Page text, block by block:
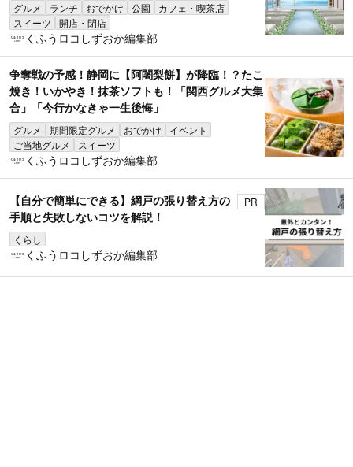
グルメ ランチ おでかけ 公園
カフェ・喫茶店
スイーツ
開店・閉店
くふうロコしずおか編集部
争奪戦の予感！静岡に【阿闍梨餅】が降臨！？たこ
焼き！いかやき！抹茶ソフトも！「関西グルメ大集
合」「今行かなきゃ一生後悔」
グルメ 期間限定グルメ おでかけ
イベント
ご当地グルメ
スイーツ
くふうロコしずおか編集部
【自分で簡単にできる】網戸の張り替え方の
手順と失敗しないコツを解説！
くらし
PR
くふうロコしずおか編集部